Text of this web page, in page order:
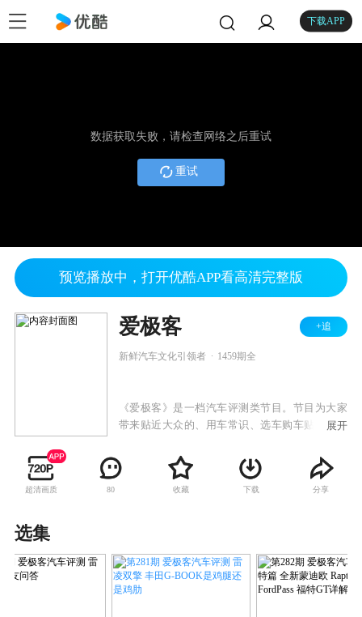
下载APP
数据获取失败，请检查网络之后重试
重试
预览播放中，打开优酷APP看高清完整版
爱极客 +追
新鲜汽车文化引领者 1459期全
《爱极客》是一档汽车评测类节目。节目为大家
带来贴近大众的、用车常识、选车购车贴示、汽
展开
超清画质 80 收藏 下载 分享
选集